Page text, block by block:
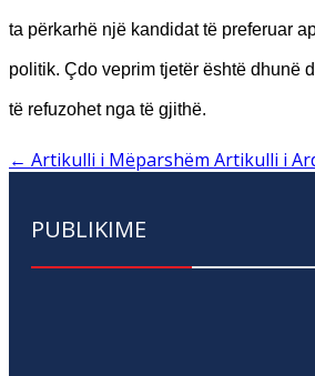
ta përkarhë një kandidat të preferuar
politik. Çdo veprim tjetër është dhunë
të refuzohet nga të gjithë.
← Artikulli i Mëparshëm Artikulli i
PUBLIKIME